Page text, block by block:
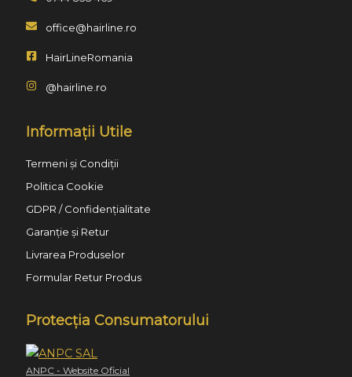
office@hairline.ro
HairLineRomania
@hairline.ro
Informații Utile
Termeni și Condiții
Politica Cookie
GDPR / Confidențialitate
Garanție și Retur
Livrarea Produselor
Formular Retur Produs
Protecția Consumatorului
ANPC - Website Oficial